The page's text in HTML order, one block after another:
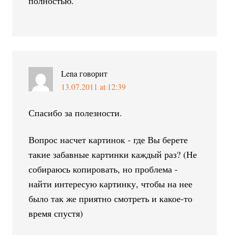
Lena говорит
13.07.2011 at 12:39
Спасибо за полезности.
Вопрос насчет картинок - где Вы берете
такие забавные картинки каждый раз? (Не
собираюсь копировать, но проблема -
найти интересую картинку, чтобы на нее
было так же приятно смотреть и какое-то
время спустя)